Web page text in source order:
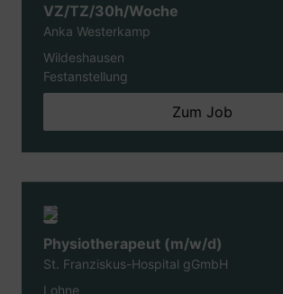
VZ/TZ/30h/Woche
Anka Westerkamp
Wildeshausen
Festanstellung
Zum Job
Physiotherapeut (m/w/d)
St. Franziskus-Hospital gGmbH
Lohne